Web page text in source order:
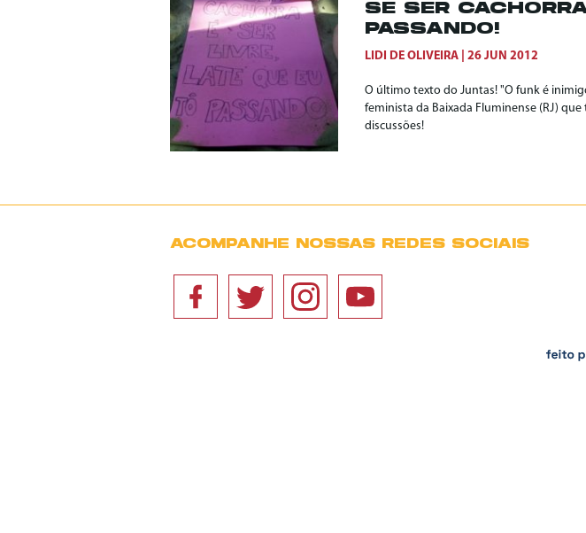
SE SER
PASSANDO!
LIDI DE OLIVEIRA 26 JUN 2012
O último texto do Juntas! "O funk é
feminista da Baixada Fluminense (RJ)
discussões!
ACOMPANHE NOSSAS REDES SOCIAIS